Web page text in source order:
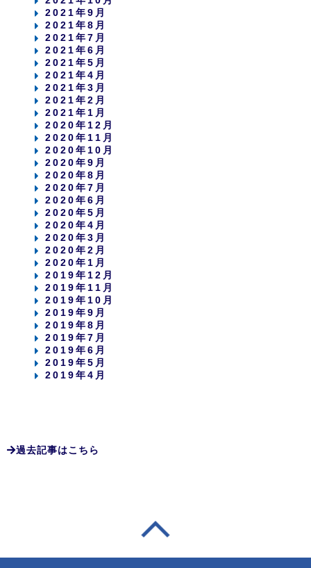
2021年9月
2021年8月
2021年7月
2021年6月
2021年5月
2021年4月
2021年3月
2021年2月
2021年1月
2020年12月
2020年11月
2020年10月
2020年9月
2020年8月
2020年7月
2020年6月
2020年5月
2020年4月
2020年3月
2020年2月
2020年1月
2019年12月
2019年11月
2019年10月
2019年9月
2019年8月
2019年7月
2019年6月
2019年5月
2019年4月
過去記事はこちら